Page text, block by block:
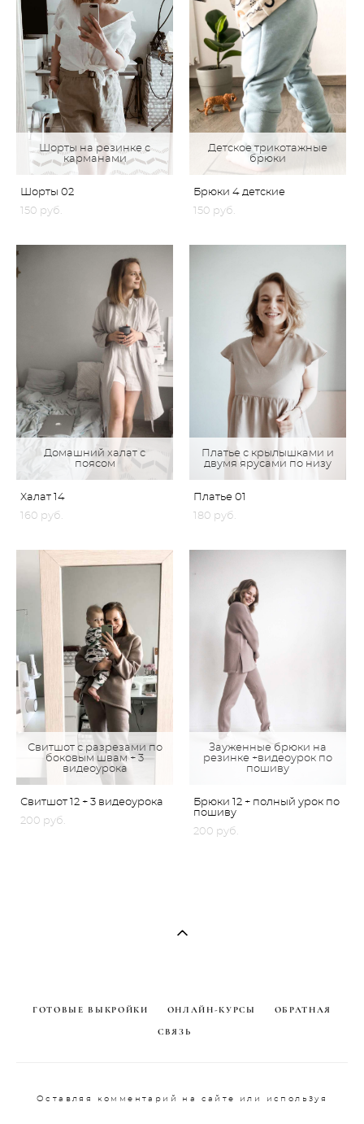
Шорты на резинке с
карманами
Шорты 02
150 pуб.
Детское трикотажные
брюки
Брюки 4 детские
150 pуб.
Домашний халат с
поясом
Халат 14
160 pуб.
Платье с крылышками и
двумя ярусами по низу
Платье 01
180 pуб.
Свитшот с разрезами по
боковым швам + 3
видеоурока
Свитшот 12 + 3 видеоурока
200 pуб.
Зауженные брюки на
резинке +видеоурок по
пошиву
Брюки 12 + полный урок по
пошиву
200 pуб.
ГОТОВЫЕ ВЫКРОЙКИ ОНЛАЙН-КУРСЫ ОБРАТНАЯ
СВЯЗЬ
Оставляя комментарий на сайте или используя